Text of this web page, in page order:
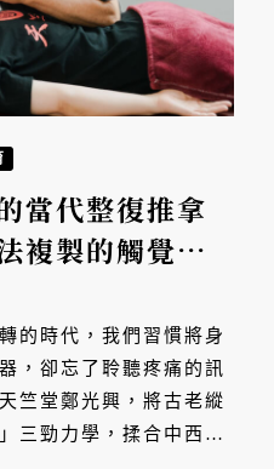
當代整復推拿
複製的觸覺智
的時代，我們習慣將身
，卻忘了聆聽疼痛的訊
竺堂鄭光興，將古老縱
三勁力學，揉合中西醫